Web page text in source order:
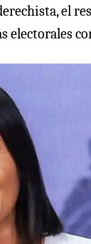
el
electorales